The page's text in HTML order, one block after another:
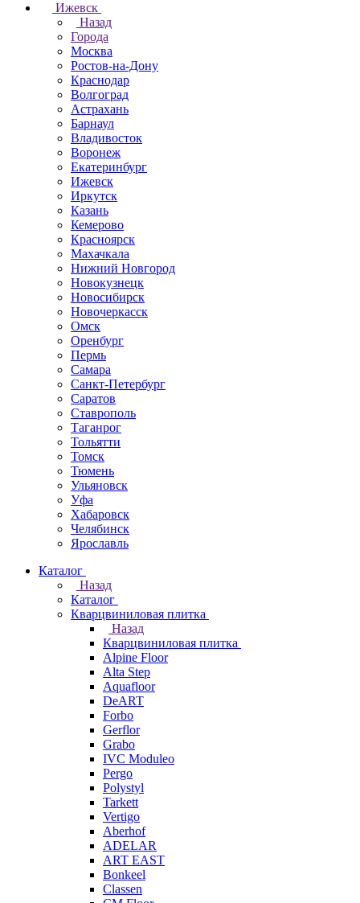
Ижевск
Назад
Города
Москва
Ростов-на-Дону
Краснодар
Волгоград
Астрахань
Барнаул
Владивосток
Воронеж
Екатеринбург
Ижевск
Иркутск
Казань
Кемерово
Красноярск
Махачкала
Нижний Новгород
Новокузнецк
Новосибирск
Новочеркаcск
Омск
Оренбург
Пермь
Самара
Санкт-Петербург
Саратов
Ставрополь
Таганрог
Тольятти
Томск
Тюмень
Ульяновск
Уфа
Хабаровск
Челябинск
Ярославль
Каталог
Назад
Каталог
Кварцвиниловая плитка
Назад
Кварцвиниловая плитка
Alpine Floor
Alta Step
Aquafloor
DeART
Forbo
Gerflor
Grabo
IVC Moduleo
Pergo
Polystyl
Tarkett
Vertigo
Aberhof
ADELAR
ART EAST
Bonkeel
Classen